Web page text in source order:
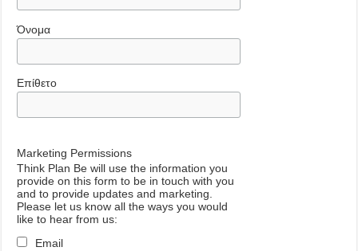
Όνομα
Επίθετο
Marketing Permissions
Think Plan Be will use the information you
provide on this form to be in touch with you
and to provide updates and marketing.
Please let us know all the ways you would
like to hear from us:
Email